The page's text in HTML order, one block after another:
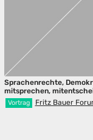
Sprachenrechte,
mitsprechen,
Vortrag Fritz Bauer